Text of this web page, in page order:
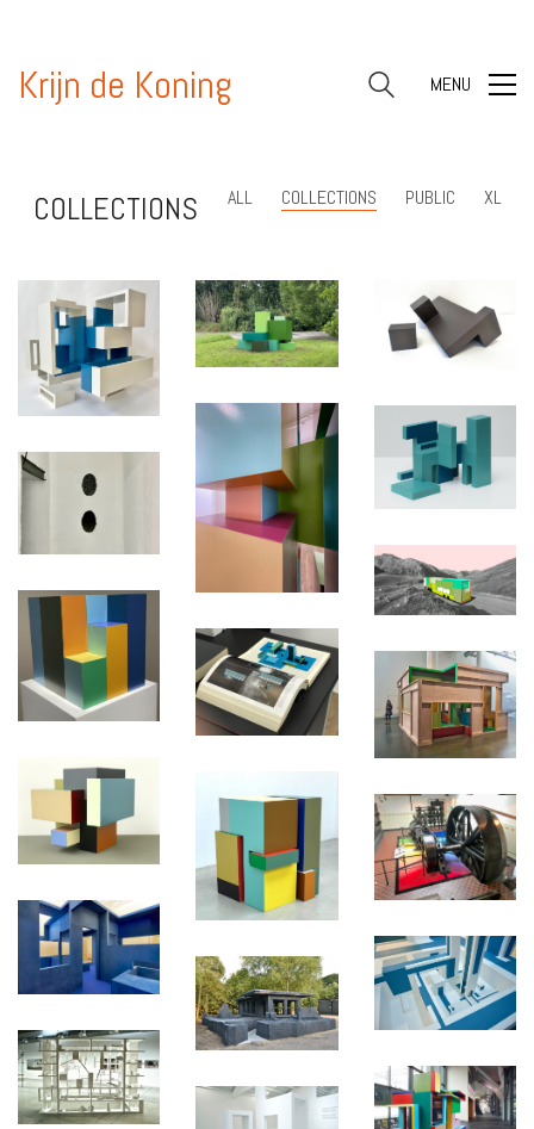
Krijn de Koning MENU
COLLECTIONS ALL COLLECTIONS PUBLIC XL